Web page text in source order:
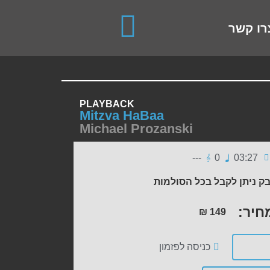
up and down arrows to review and enter to go to the
קשר
PLAYBACK
Mitzva HaBaa
Michael Prozanski
03:27
0
---
ניתן לקבל בכל הסולמות
₪ 149
כניסה לפזמון